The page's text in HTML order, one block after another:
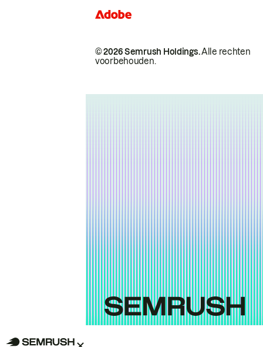
© 2026 Semrush Holdings.Alle rechten
voorbehouden.